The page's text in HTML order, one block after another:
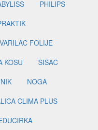
PHILIPS
FOLIJE
KOSU
ŠIŠAČ
NOGA
CLIMA PLUS